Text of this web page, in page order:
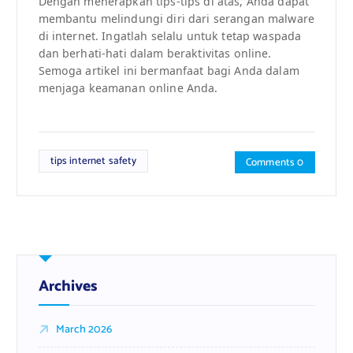
membantu melindungi diri dari serangan malware
di internet. Ingatlah selalu untuk tetap waspada
dan berhati-hati dalam beraktivitas online.
Semoga artikel ini bermanfaat bagi Anda dalam
menjaga keamanan online Anda.
tips internet safety Comments 0
Archives
March 2026